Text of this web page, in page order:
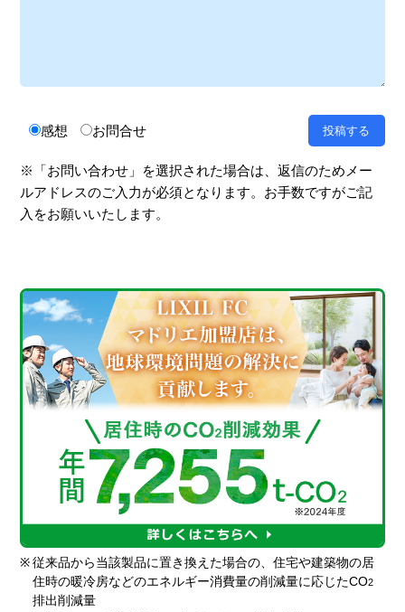
感想 お問合せ
※「お問い合わせ」を選択された場合は、返信のためメー
ルアドレスのご入力が必須となります。お手数ですがご記
入をお願いいたします。
※ 従来品から当該製品に置き換えた場合の、住宅や建築物の居
住時の暖冷房などのエネルギー消費量の削減量に応じたCO2
排出削減量